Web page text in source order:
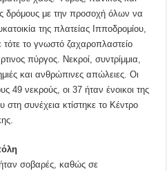
δρόμους με την προσοχή όλων να
της πλατείας Ιπποδρομίου,
τότε το γνωστό ζαχαροπλαστείο
πύργος. Νεκροί, συντρίμμια,
και ανθρώπινες απώλειες. Οι
49 νεκρούς, οι 37 ήταν ένοικοι της
συνέχεια κτίστηκε το Κέντρο
ήταν σοβαρές, καθώς σε